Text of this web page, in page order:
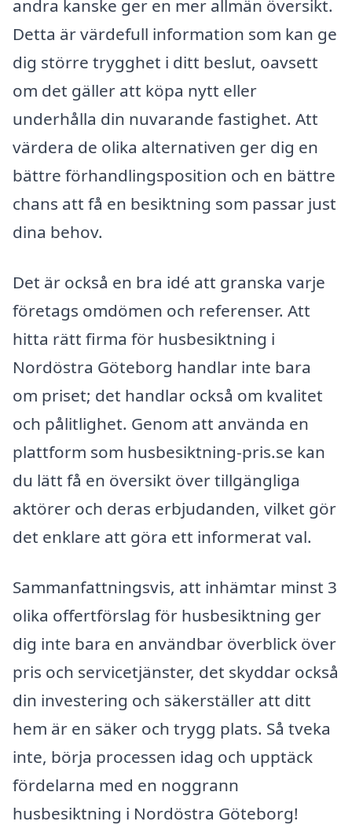
andra kanske ger en mer allmän översikt.
Detta är värdefull information som kan ge
dig större trygghet i ditt beslut, oavsett
om det gäller att köpa nytt eller
underhålla din nuvarande fastighet. Att
värdera de olika alternativen ger dig en
bättre förhandlingsposition och en bättre
chans att få en besiktning som passar just
dina behov.
Det är också en bra idé att granska varje
företags omdömen och referenser. Att
hitta rätt firma för husbesiktning i
Nordöstra Göteborg handlar inte bara
om priset; det handlar också om kvalitet
och pålitlighet. Genom att använda en
plattform som husbesiktning-pris.se kan
du lätt få en översikt över tillgängliga
aktörer och deras erbjudanden, vilket gör
det enklare att göra ett informerat val.
Sammanfattningsvis, att inhämtar minst 3
olika offertförslag för husbesiktning ger
dig inte bara en användbar överblick över
pris och servicetjänster, det skyddar också
din investering och säkerställer att ditt
hem är en säker och trygg plats. Så tveka
inte, börja processen idag och upptäck
fördelarna med en noggrann
husbesiktning i Nordöstra Göteborg!